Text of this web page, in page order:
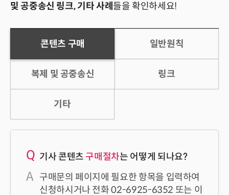
및 공중송신 링크, 기타 사례 들을 확인하세요!
콘텐츠 구매 일반원칙
복제 및 공중송신 링크
기타
기사 콘텐츠 구매절차는 어떻게 되나요?
구매문의 페이지에 필요한 항목을 입력하여
신청하시거나 전화02-6925-6352 또는 이